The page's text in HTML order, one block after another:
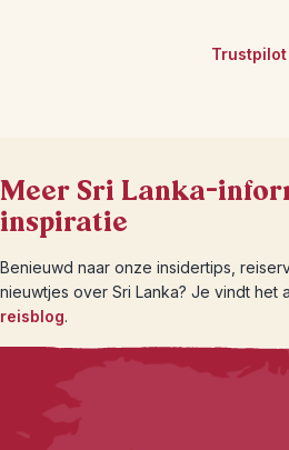
Trustpilot
Meer Sri Lanka-
inspiratie
Benieuwd naar onze insidertips,
nieuwtjes over Sri Lanka? Je vindt het
reisblog.